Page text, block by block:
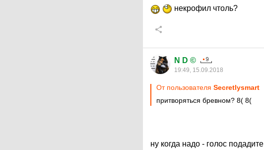
некрофил чтоль?
N D ©
19:49, 15.09.2018
От пользователя Secretlysmart
притворяться бревном? 8( 8(
ну когда надо - голос подадите